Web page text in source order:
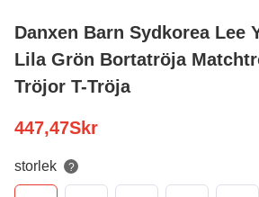
Danxen Barn Sydkorea Lee
Lila Grön Bortatröja
Tröjor T-Tröja
447,47Skr
storlek ?